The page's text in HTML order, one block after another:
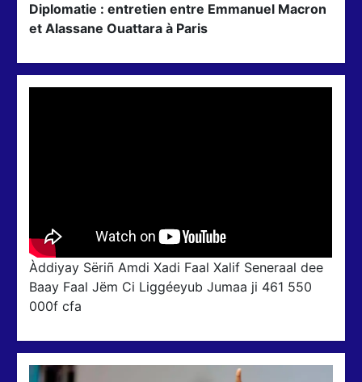
Diplomatie : entretien entre Emmanuel Macron
et Alassane Ouattara à Paris
Àddiyay Sëriñ Amdi Xadi Faal Xalif Seneraal dee
Baay Faal Jëm Ci Liggéeyub Jumaa ji 461 550
000f cfa